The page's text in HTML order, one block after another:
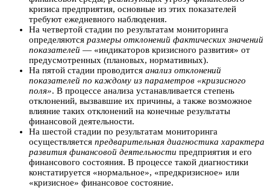
кризиса предприятия, основные из этих показателей
требуют ежедневного наблюдения.
На четвертой стадии по результатам мониторинга
определяются размеры отклонений фактических значений
показателей — «индикаторов кризисного развития» от
предусмотренных (плановых, нормативных).
На пятой стадии проводится анализ отклонений
показателей по каждому из параметров «кризисного
поля». В процессе анализа устанавливается степень
отклонений, вызвавшие их причины, а также возможное
влияние таких отклонений на конечные результаты
финансовой деятельности.
На шестой стадии по результатам мониторинга
осуществляется предварительная диагностика характера
развития финансовой деятельности предприятия и его
финансового состояния. В процессе такой диагностики
констатируется «нормальное», «предкризисное» или
«кризисное» финансовое состояние.